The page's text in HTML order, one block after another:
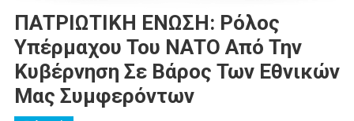
ΠΑΤΡΙΩΤΙΚΗ ΕΝΩΣΗ: Ρόλος
Υπέρμαχου Του ΝΑΤΟ Από Την
Κυβέρνηση Σε Βάρος Των Εθνικών
Μας Συμφερόντων